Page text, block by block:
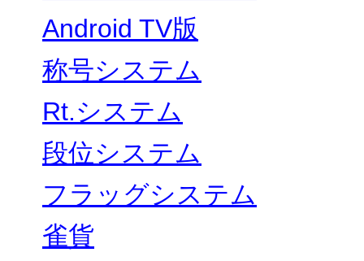
Android TV版
称号システム
Rt.システム
段位システム
フラッグシステム
雀貨